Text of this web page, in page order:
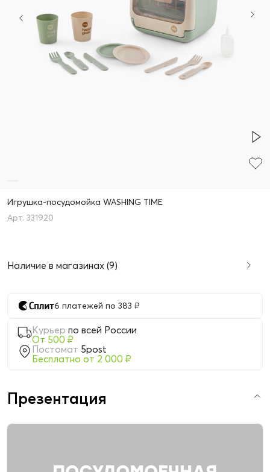
Игрушка-посудомойка WASHING TIME
331920
Наличие в магазинах (9)
6 платежей по 383 ₽
Курьер по всей России
От 500 ₽
Постомат 5post
Бесплатно от 2 000 ₽
Презентация